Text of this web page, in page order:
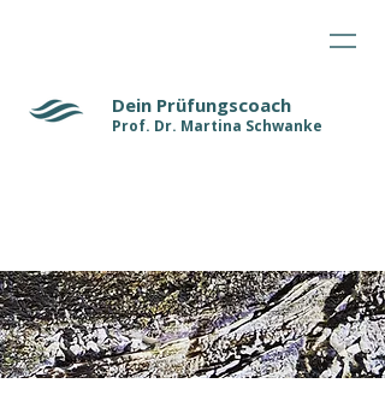
Dein Prüfungscoach
Prof. Dr. Martina Schwanke